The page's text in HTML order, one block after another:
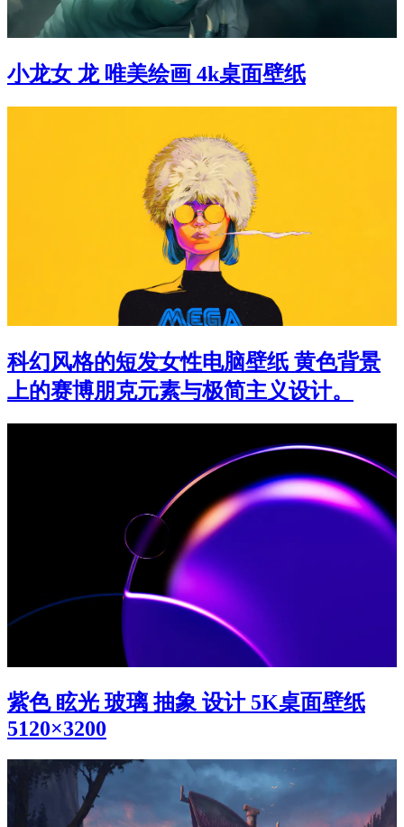
小龙女 龙 唯美绘画 4k桌面壁纸
科幻风格的短发女性电脑壁纸 黄色背景
上的赛博朋克元素与极简主义设计。
紫色 眩光 玻璃 抽象 设计 5K桌面壁纸
5120×3200